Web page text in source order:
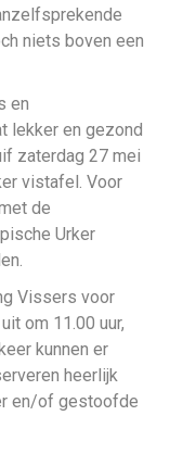
niets boven een
en
lekker en gezond
zaterdag 27 mei
vistafel. Voor
de
Urker
Vissers voor
om 11.00 uur,
kunnen er
heerlijk
en/of gestoofde